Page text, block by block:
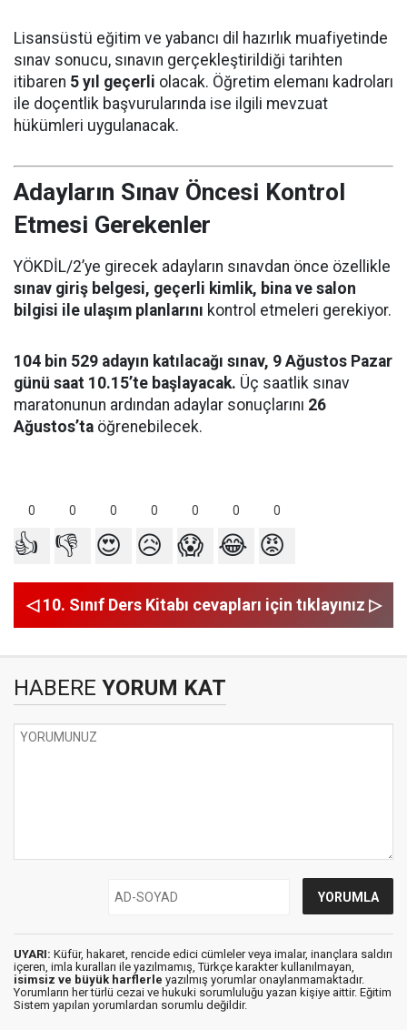
Lisansüstü eğitim ve yabancı dil hazırlık muafiyetinde
sınav sonucu, sınavın gerçekleştirildiği tarihten
itibaren 5 yıl geçerli olacak. Öğretim elemanı kadroları
ile doçentlik başvurularında ise ilgili mevzuat
hükümleri uygulanacak.
Adayların Sınav Öncesi Kontrol
Etmesi Gerekenler
YÖKDİL/2’ye girecek adayların sınavdan önce özellikle
sınav giriş belgesi, geçerli kimlik, bina ve salon
bilgisi ile ulaşım planlarını kontrol etmeleri gerekiyor.
104 bin 529 adayın katılacağı sınav, 9 Ağustos Pazar
günü saat 10.15’te başlayacak. Üç saatlik sınav
maratonunun ardından adaylar sonuçlarını 26
Ağustos’ta öğrenebilecek.
0 0 0 0 0 0 0
👍 👎 😍 😥 😱 😂 😡
◁ 10. Sınıf Ders Kitabı cevapları için tıklayınız ▷
HABERE YORUM KAT
UYARI: Küfür, hakaret, rencide edici cümleler veya imalar, inançlara saldırı
içeren, imla kuralları ile yazılmamış, Türkçe karakter kullanılmayan,
isimsiz ve büyük harflerle yazılmış yorumlar onaylanmamaktadır.
Yorumların her türlü cezai ve hukuki sorumluluğu yazan kişiye aittir. Eğitim
Sistem yapılan yorumlardan sorumlu değildir.